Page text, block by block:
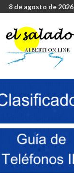
8 de agosto de 2026